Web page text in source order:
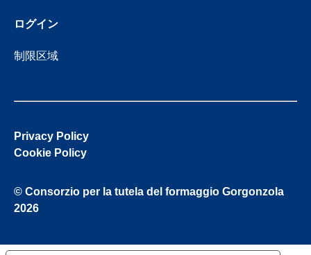
ログイン
制限区域
Privacy Policy
Cookie Policy
© Consorzio per la tutela del formaggio Gorgonzola
2026